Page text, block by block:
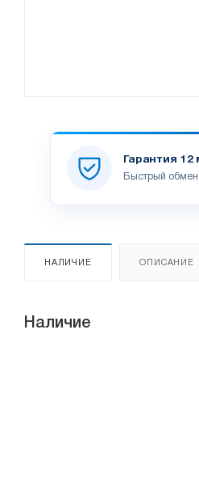
Гарантия 12
Быстрый обмен
НАЛИЧИЕ ОПИСАНИЕ
Наличие